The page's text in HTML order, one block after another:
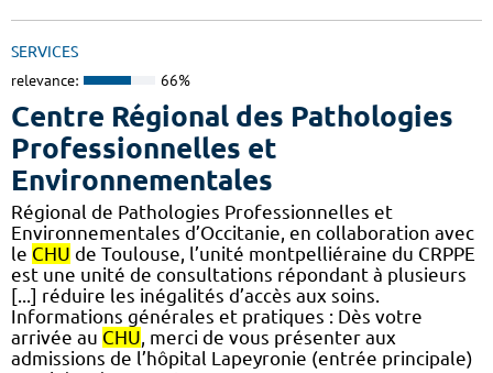
SERVICES
relevance: 66%
Centre Régional des Pathologies
Professionnelles et
Environnementales
Régional de Pathologies Professionnelles et
Environnementales d’Occitanie, en collaboration avec
le CHU de Toulouse, l’unité montpelliéraine du CRPPE
est une unité de consultations répondant à plusieurs
[...] réduire les inégalités d’accès aux soins.
Informations générales et pratiques : Dès votre
arrivée au CHU, merci de vous présenter aux
admissions de l’hôpital Lapeyronie (entrée principale)